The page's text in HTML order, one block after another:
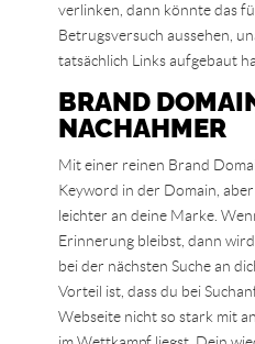
verlinken, dann könnte das
Betrugsversuch aussehen,
tatsächlich Links aufgebaut
BRAND
NACHAHMER
Mit einer reinen Brand
Keyword in der Domain,
leichter an deine Marke.
Erinnerung bleibst, dann
bei der nächsten Suche an
Vorteil ist, dass du bei
Webseite nicht so stark mit